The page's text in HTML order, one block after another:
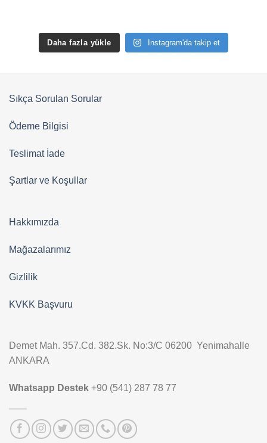
Daha fazla yükle Instagram'da takip et
Sıkça Sorulan Sorular
Ödeme Bilgisi
Teslimat İade
Şartlar ve Koşullar
Hakkımızda
Mağazalarımız
Gizlilik
KVKK Başvuru
Demet Mah. 357.Cd. 382.Sk. No:3/C 06200 Yenimahalle
ANKARA
Whatsapp Destek +90 (541) 287 78 77